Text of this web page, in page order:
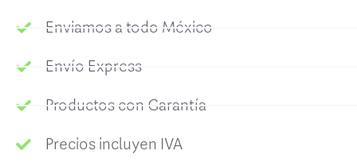
Enviamos a todo México
Envío Express
Productos con Garantía
Precios incluyen IVA